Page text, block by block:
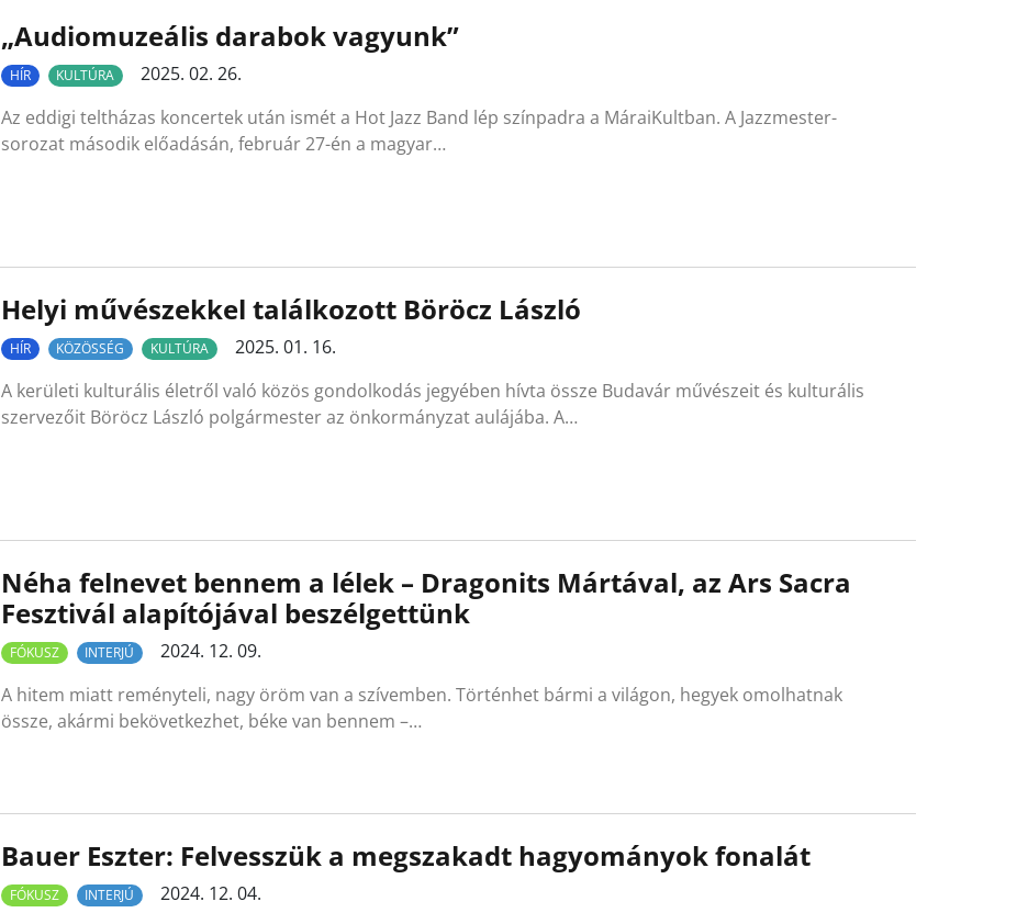
„Audiomuzeális darabok vagyunk”
HÍR KULTÚRA
2025. 02. 26.
Az eddigi teltházas koncertek után ismét a Hot Jazz Band lép színpadra a MáraiKultban. A Jazzmester-
sorozat második előadásán, február 27-én a magyar…
Helyi művészekkel találkozott Böröcz László
HÍR KÖZÖSSÉG KULTÚRA
2025. 01. 16.
A kerületi kulturális életről való közös gondolkodás jegyében hívta össze Budavár művészeit és kulturális
szervezőit Böröcz László polgármester az önkormányzat aulájába. A…
Néha felnevet bennem a lélek – Dragonits Mártával, az Ars Sacra
Fesztivál alapítójával beszélgettünk
FÓKUSZ INTERJÚ
2024. 12. 09.
A hitem miatt reményteli, nagy öröm van a szívemben. Történhet bármi a világon, hegyek omolhatnak
össze, akármi bekövetkezhet, béke van bennem –…
Bauer Eszter: Felvesszük a megszakadt hagyományok fonalát
FÓKUSZ INTERJÚ
2024. 12. 04.